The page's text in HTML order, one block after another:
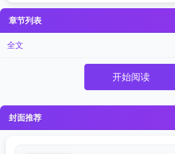
章节列表
全文
开始阅读
封面推荐